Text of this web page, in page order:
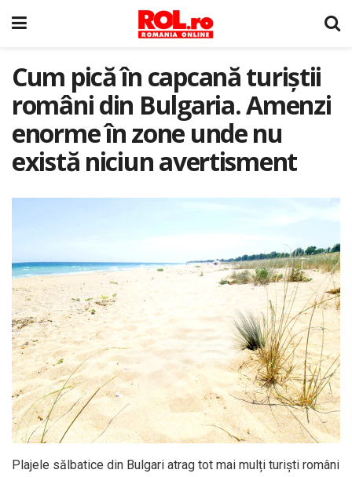
Cum pică în capcană turiștii
români din Bulgaria. Amenzi
enorme în zone unde nu
există niciun avertisment
Plajele sălbatice din Bulgari atrag tot mai mulți turiști români